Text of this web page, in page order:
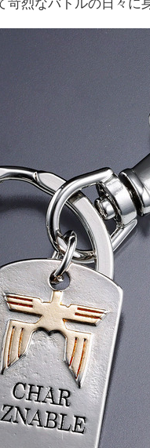
烈なバトルの日々に